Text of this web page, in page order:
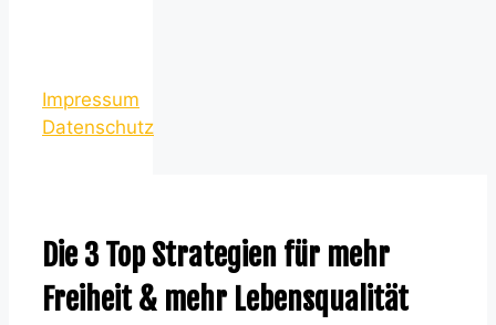
Impressum
Datenschutz
Die 3 Top Strategien für mehr
Freiheit & mehr Lebensqualität